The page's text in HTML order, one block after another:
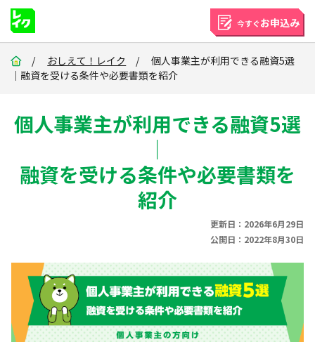
今すぐお申込み
/ おしえて！レイク
/ 個人事業主が利用できる融資5選
｜融資を受ける条件や必要書類を紹介
個人事業主が利用できる融資5選
｜
融資を受ける条件や必要書類を
紹介
更新日：2026年6月29日
公開日：2022年8月30日